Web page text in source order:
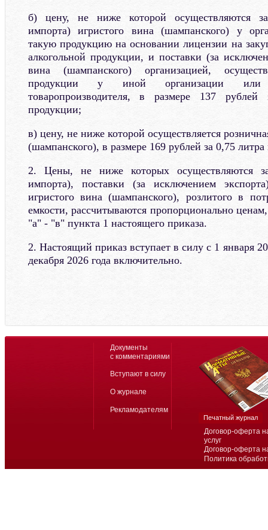
б) цену, не ниже которой осуществляются
импорта) игристого вина (шампанского) у
такую продукцию на основании лицензии на
алкогольной продукции, и поставки (за
вина (шампанского) организацией,
продукции у иной организации или
товаропроизводителя, в размере 137
продукции;
в) цену, не ниже которой осуществляется
(шампанского), в размере 169 рублей за 0,75
2. Цены, не ниже которых осуществляются
импорта), поставки (за исключением
игристого вина (шампанского), розлитого в
емкости, рассчитываются пропорционально
"а" - "в" пункта 1 настоящего приказа.
2. Настоящий приказ вступает в силу с 1 января
декабря 2026 года включительно.
Договор-оферта
услуг
Договор-оферта
Политика
Документы
с комментариями
Вступают в силу
О журнале
Рекламодателям
Печатный журнал